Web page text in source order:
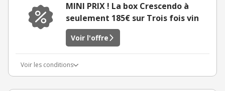
MINI PRIX ! La box Crescendo à
seulement 185€ sur Trois fois vin
Voir l'offre
Voir les conditions